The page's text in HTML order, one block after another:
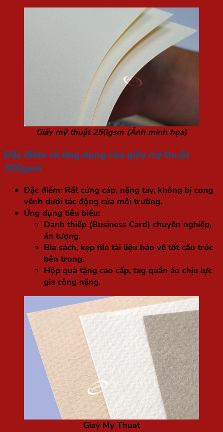
Giấy mỹ thuật 250gsm (Ảnh minh họa)
Đặc điểm và ứng dụng của giấy mỹ thuật
300gsm
Đặc điểm: Rất cứng cáp, nặng tay, không bị cong
vênh dưới tác động của môi trường.
Ứng dụng tiêu biểu:
Danh thiếp (Business Card) chuyên nghiệp,
ấn tượng.
Bìa sách, kẹp file tài liệu bảo vệ tốt cấu trúc
bên trong.
Hộp quà tặng cao cấp, tag quần áo chịu lực
gia công nặng.
Giay My Thuat